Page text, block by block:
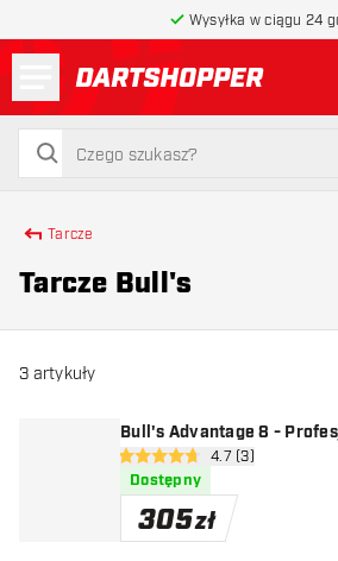
Wysyłka w ciągu 24
powrót do strony
szukaj
szukaj
Tarcze
Tarcze Bull's
3 artykuły
Bull's Advantage
otwórz panel
4.7 gwiazdki oceny
4.7 (3)
Dostępny
305zł